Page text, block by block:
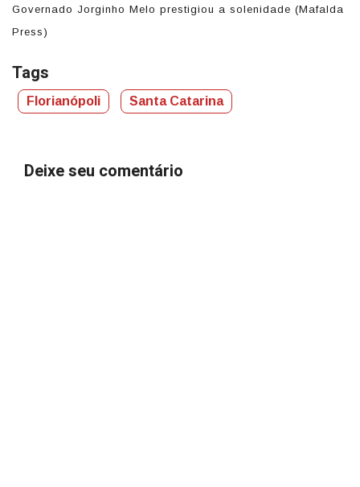
Governado Jorginho Melo prestigiou a solenidade (Mafalda
Press)
Tags
Florianópoli Santa Catarina
Deixe seu comentário